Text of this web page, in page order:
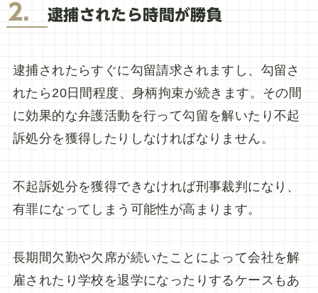
2． 逮捕されたら時間が勝負
逮捕されたらすぐに勾留請求されますし、勾留さ
れたら20日間程度、身柄拘束が続きます。その間
に効果的な弁護活動を行って勾留を解いたり不起
訴処分を獲得したりしなければなりません。
不起訴処分を獲得できなければ刑事裁判になり、
有罪になってしまう可能性が高まります。
長期間欠勤や欠席が続いたことによって会社を解
雇されたり学校を退学になったりするケースもあ